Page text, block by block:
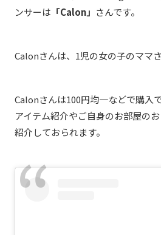
ンサーは 「Calon」 さんです。
Calonさんは、1児の女の子のママさ
Calonさんは100円均一などで購入
アイテム紹介やご自身のお部屋の
紹介しておられます。